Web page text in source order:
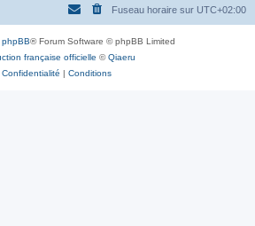
Fuseau horaire sur UTC+02:00
phpBB® Forum Software © phpBB Limited
française officielle ©Qiaeru
Confidentialité | Conditions